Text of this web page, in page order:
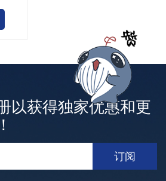
以获得独家优惠和更